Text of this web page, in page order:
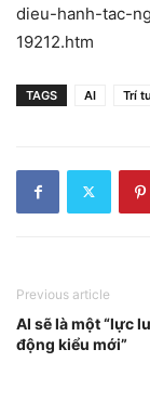
dieu-hanh-tac-
19212.htm
TAGS AI Trí
Previous article
AI sẽ là một “lực
động kiểu mới”